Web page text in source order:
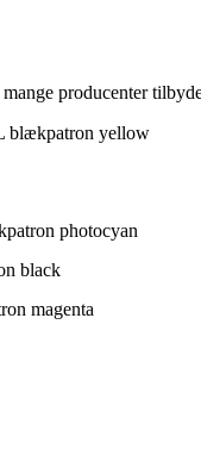
producenter
blækpatron yellow
photocyan
black
magenta